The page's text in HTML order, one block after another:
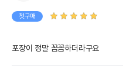
첫구매
포장이 정말 꼼꼼하더라구요